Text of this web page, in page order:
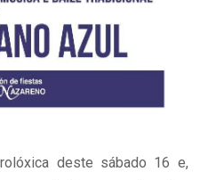
deste sábado 16 e,